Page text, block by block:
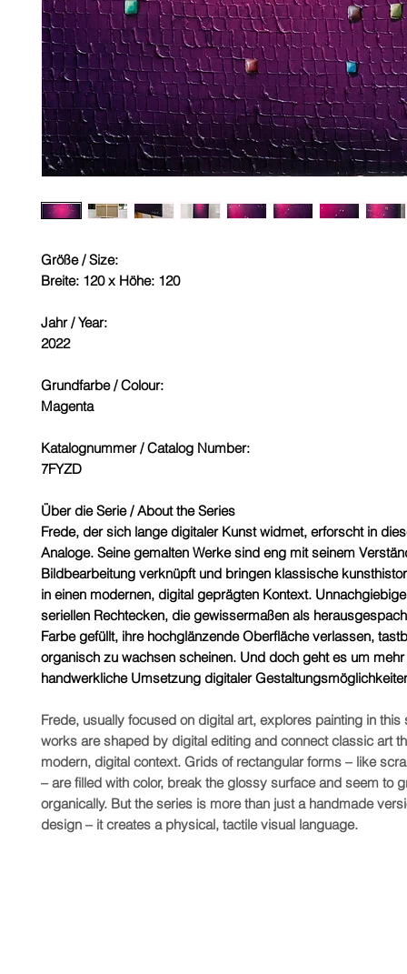
Größe / Size:
Breite: 120 x Höhe: 120
Jahr / Year:
2022
Grundfarbe / Colour:
Magenta
Katalognummer / Catalog Number:
7FYZD
Über die Serie / About the Series
Frede, der sich lange digitaler Kunst widmet, erforscht in
Analoge. Seine gemalten Werke sind eng mit seinem
Bildbearbeitung verknüpft und bringen klassische
in einen modernen, digital geprägten Kontext.
seriellen Rechtecken, die gewissermaßen als
Farbe gefüllt, ihre hochglänzende Oberfläche verlassen,
organisch zu wachsen scheinen. Und doch geht es um mehr
handwerkliche Umsetzung digitaler
Frede, usually focused on digital art, explores painting in this
works are shaped by digital editing and connect classic art
modern, digital context. Grids of rectangular forms – like
– are filled with color, break the glossy surface and seem to
organically. But the series is more than just a handmade
design – it creates a physical, tactile visual language.